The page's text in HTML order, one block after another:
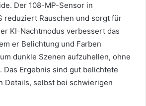
Der 108-MP-Sensor in
reduziert Rauschen und sorgt für
KI-Nachtmodus verbessert das
er Belichtung und Farben
dunkle Szenen aufzuhellen, ohne
Das Ergebnis sind gut belichtete
Details, selbst bei schwierigen